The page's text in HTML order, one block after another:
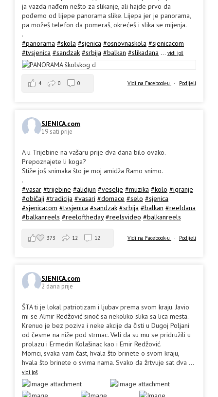
ja vazda nađem nešto za slikanje, ali hajde prvo da
pođemo od lijepe panorama slike. Lijepa jer je panorama,
pa možeš telefon da pomeraš, okrećeš i slika se mijenja.
.
#panorama #skola #sjenica #osnovnaskola #sjenicacom
#tvsjenica #sandzak #srbija #balkan #slikadana ... vidi još
Vidi na Facebook-u · Podijeli
4 0 0
SJENICA.com
19 sati prije
A u Trijebine na vašaru prije dva dana bilo ovako.
Prepoznajete li koga?
Stiže još snimaka što je moj amidža Ramo snimo.
.
#vasar #trijebine #alidjun #veselje #muzika #kolo #igranje
#običaji #tradicija #vasari #domace #selo #sjenica
#sjenicacom #tvsjenica #sandzak #srbija #balkan #reeldana
#balkanreels #reeloftheday #reelsvideo #balkanreels
Vidi na Facebook-u · Podijeli
373 12 12
SJENICA.com
2 dana prije
ŠTA ti je lokal patriotizam i ljubav prema svom kraju. Javio
mi se Almir Redžović sinoć sa nekoliko slika sa lica mesta.
Krenuo je bez poziva i neke akcije da čisti u Dugoj Poljani
od česme na niže pod strmac. Veli da su mu se pridružili u
prolazu i Ermedin Kolašinac kao i Emir Redžović.
Momci, svaka vam čast, hvala što brinete o svom kraju,
hvala što brinete o svima nama. Svako da žrtvuje sat dva ...
vidi još